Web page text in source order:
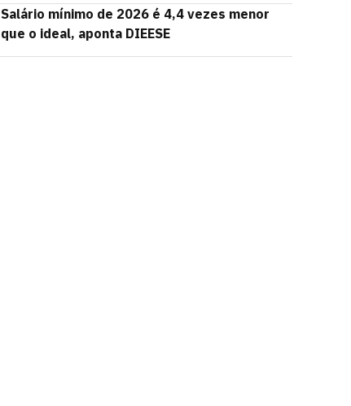
Salário mínimo de 2026 é 4,4 vezes menor
que o ideal, aponta DIEESE